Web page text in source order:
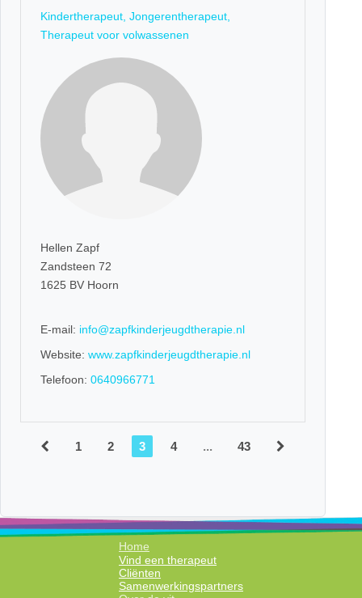
Kindertherapeut, Jongerentherapeut,
Therapeut voor volwassenen
Hellen Zapf
Zandsteen 72
1625 BV Hoorn
E-mail: info@zapfkinderjeugdtherapie.nl
Website: www.zapfkinderjeugdtherapie.nl
Telefoon: 0640966771
1 2 3 4 ... 43
Home
Vind een therapeut
Cliënten
Samenwerkingspartners